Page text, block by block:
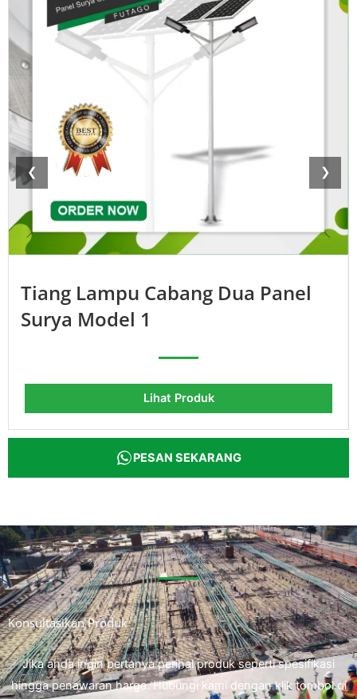
❮ ❯
Tiang Lampu Cabang Dua Panel
Surya Model 1
Lihat Produk
PESAN SEKARANG
Konsultasikan Produk
Jika anda ingin bertanya perihal produk seperti spesifikasi
hingga penawaran harga. Hubungi kami dengan klik tombol di